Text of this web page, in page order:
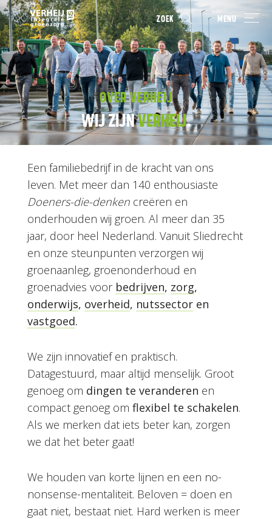
ZOEK MENU
OVER VERHEIJ
WIJ ZIJNVERHEIJ.
Een familiebedrijf in de kracht van ons
leven. Met meer dan 140 enthousiaste
Doeners-die-denkencreëren en
onderhouden wij groen. Al meer dan 35
jaar, door heel Nederland. Vanuit Sliedrecht
en onze steunpunten verzorgen wij
groenaanleg, groenonderhoud en
groenadvies voor bedrijven, zorg,
onderwijs, overheid, nutssectoren
vastgoed.
We zijn innovatief en praktisch.
Datagestuurd, maar altijd menselijk. Groot
genoeg om dingen te veranderen en
compact genoeg om flexibel te schakelen.
Als we merken dat iets beter kan, zorgen
we dat het beter gaat!
We houden van korte lijnen en een no-
nonsense​-mentaliteit. Beloven = doen en
gaat niet, bestaat niet. Hard werken is meer